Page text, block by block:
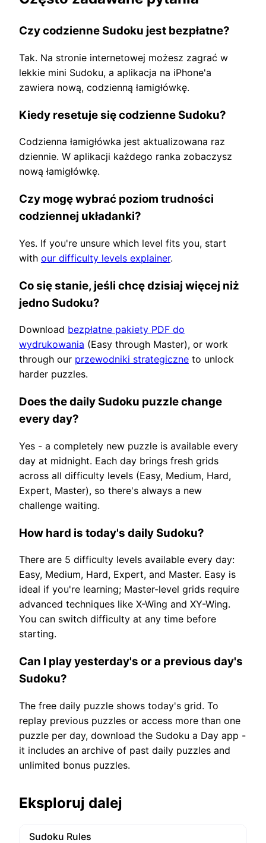
Czy codzienne Sudoku jest bezpłatne?
Tak. Na stronie internetowej możesz zagrać w
lekkie mini Sudoku, a aplikacja na iPhone'a
zawiera nową, codzienną łamigłówkę.
Kiedy resetuje się codzienne Sudoku?
Codzienna łamigłówka jest aktualizowana raz
dziennie. W aplikacji każdego ranka zobaczysz
nową łamigłówkę.
Czy mogę wybrać poziom trudności
codziennej układanki?
Yes. If you're unsure which level fits you, start
with our difficulty levels explainer.
Co się stanie, jeśli chcę dzisiaj więcej niż
jedno Sudoku?
Download bezpłatne pakiety PDF do
wydrukowania (Easy through Master), or work
through our przewodniki strategiczne to unlock
harder puzzles.
Does the daily Sudoku puzzle change
every day?
Yes - a completely new puzzle is available every
day at midnight. Each day brings fresh grids
across all difficulty levels (Easy, Medium, Hard,
Expert, Master), so there's always a new
challenge waiting.
How hard is today's daily Sudoku?
There are 5 difficulty levels available every day:
Easy, Medium, Hard, Expert, and Master. Easy is
ideal if you're learning; Master-level grids require
advanced techniques like X-Wing and XY-Wing.
You can switch difficulty at any time before
starting.
Can I play yesterday's or a previous day's
Sudoku?
The free daily puzzle shows today's grid. To
replay previous puzzles or access more than one
puzzle per day, download the Sudoku a Day app -
it includes an archive of past daily puzzles and
unlimited bonus puzzles.
Eksploruj dalej
Sudoku Rules